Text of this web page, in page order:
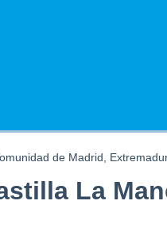
de Madrid,
La